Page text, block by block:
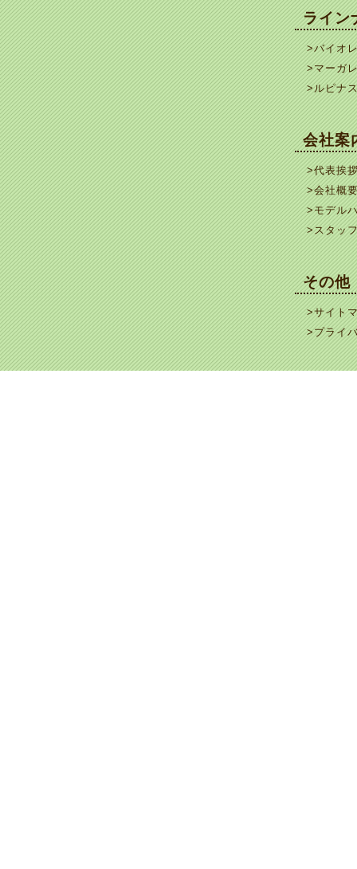
ライン
>バイオ
>マーガ
>ルピナ
会社案
>代表挨
>会社概
>モデル
>スタッ
その他
>サイト
>プライ